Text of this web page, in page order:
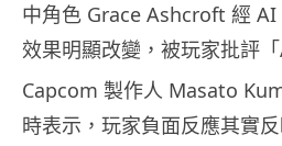
中角色 Grace Ashcroft 經 AI
效果明顯改變，被玩家批評
Capcom 製作人 Masato
時表示，玩家負面反應其實